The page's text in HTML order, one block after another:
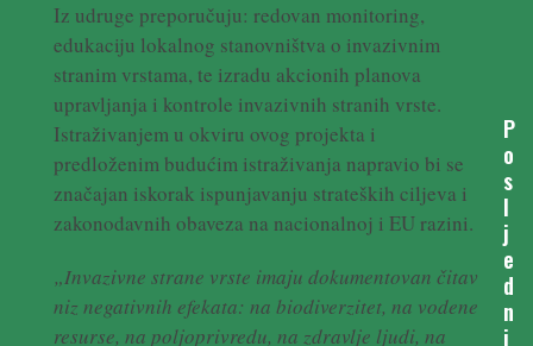
Iz udruge preporučuju: redovan monitoring,
edukaciju lokalnog stanovništva o invazivnim
stranim vrstama, te izradu akcionih planova
upravljanja i kontrole invazivnih stranih vrste.
Istraživanjem u okviru ovog projekta i
predloženim budućim istraživanja napravio bi se
značajan iskorak ispunjavanju strateških ciljeva i
zakonodavnih obaveza na nacionalnoj i EU razini.
„Invazivne strane vrste imaju dokumentovan čitav
niz negativnih efekata: na biodiverzitet, na vodene
resurse, na poljoprivredu, na zdravlje ljudi, na
P
o
s
l
j
e
d
n
j